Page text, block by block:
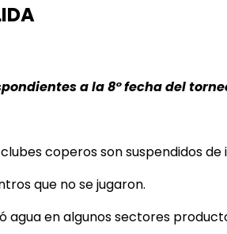
a la 8° fecha del
coperos son suspendidos
que no se jugaron.
agua en algunos sectores